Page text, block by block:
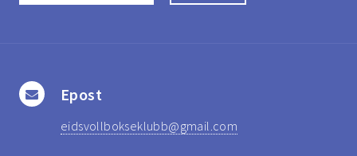
Epost
eidsvollbokseklubb@gmail.com